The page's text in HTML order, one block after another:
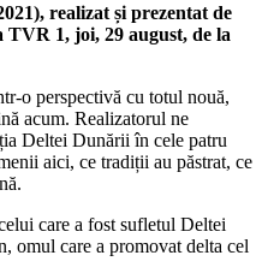
realizat și prezentat de
1, joi, 29 august, de la
o perspectivă cu totul nouă,
acum. Realizatorul ne
Deltei Dunării în cele patru
aici, ce tradiții au păstrat, ce
care a fost sufletul Deltei
omul care a promovat delta cel